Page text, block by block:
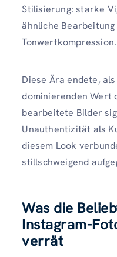
Stilisierung: starke
ähnliche
Tonwertkompression.
Diese Ära endete,
dominierenden Wert
bearbeitete Bilder
Unauthentizität als
diesem Look
stillschweigend
Was die
Instagram-
verrät